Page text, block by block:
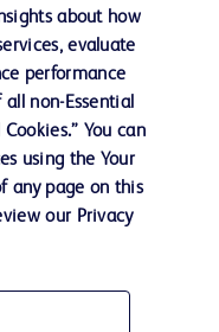
about how
evaluate
performance
non-Essential
You can
using the Your
any page on this
our Privacy